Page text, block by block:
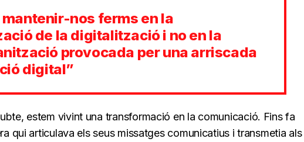
mantenir-nos ferms en la
de la digitalització i no en la
provocada per una arriscada
digital”
estem vivint una transformació en la comunicació. Fins fa
qui articulava els seus missatges comunicatius i transmetia als